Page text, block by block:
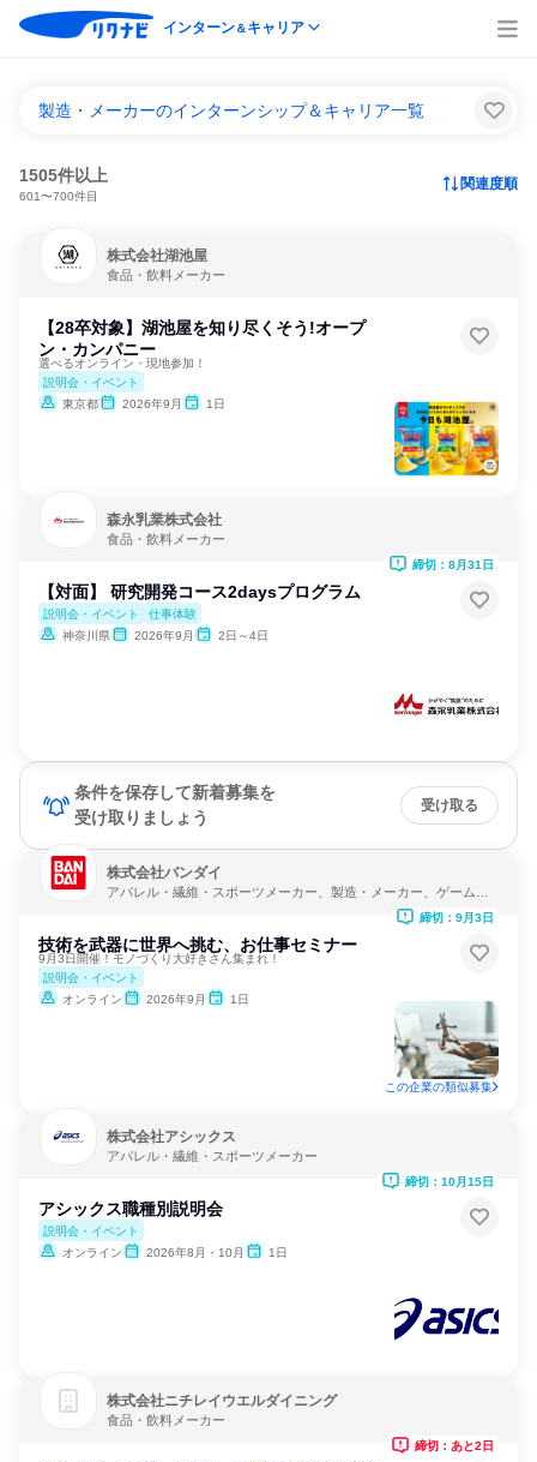
インターン＆キャリア
製造・メーカーのインターンシップ＆キャリア一覧
1505件以上
601〜700件目
関連度順
株式会社湖池屋
食品・飲料メーカー
【28卒対象】湖池屋を知り尽くそう!オープ
ン・カンパニー
選べるオンライン・現地参加！
説明会・イベント
東京都
2026年9月 1日
森永乳業株式会社
食品・飲料メーカー
【対面】 研究開発コース2daysプログラム
説明会・イベント
仕事体験
神奈川県
2026年9月 2日～4日
締切：8月31日
条件を保存して新着募集を
受け取りましょう
受け取る
株式会社バンダイ
アパレル・繊維・スポーツメーカー、製造・メーカー、ゲーム制
技術を武器に世界へ挑む、お仕事セミナー
9月3日開催！モノづくり大好きさん集まれ！
説明会・イベント
オンライン
2026年9月 1日
締切：9月3日
この企業の類似募集
株式会社アシックス
アパレル・繊維・スポーツメーカー
アシックス職種別説明会
説明会・イベント
オンライン
2026年8月・10月 1日
締切：10月15日
株式会社ニチレイウエルダイニング
食品・飲料メーカー
締切：あと2日